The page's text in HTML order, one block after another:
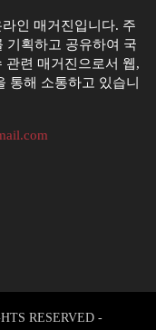
인 매거진입니다. 주
기획하고 공유하여 국
관련 매거진으로서 웹,
통해 소통하고 있습니
RESERVED -